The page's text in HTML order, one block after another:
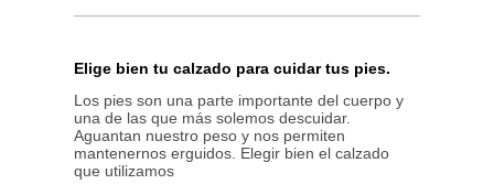
Elige bien tu calzado para cuidar tus pies.
Los pies son una parte importante del cuerpo y
una de las que más solemos descuidar.
Aguantan nuestro peso y nos permiten
mantenernos erguidos. Elegir bien el calzado
que utilizamos